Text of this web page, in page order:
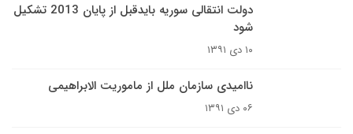
دولت انتقالی سوریه بایدقبل از پایان 2013 تشکیل
شود
۱۰ دی ۱۳۹۱
ناامیدی سازمان ملل از ماموریت الابراهیمی
۰۶ دی ۱۳۹۱